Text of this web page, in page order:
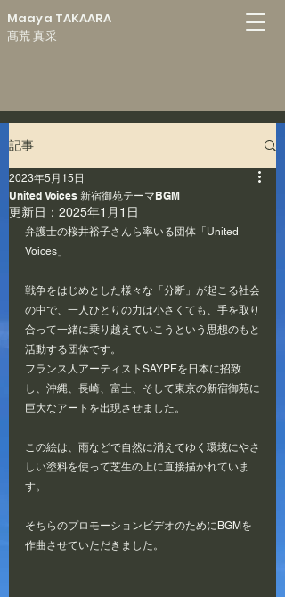
Maaya TAKAARA
髙荒 真采
記事
United Voices 新宿御苑テーマBGM
2023年5月15日
更新日： 2025年1月1日
弁護士の桜井裕子さんら率いる団体「United
Voices」
戦争をはじめとした様々な「分断」が起こる社会
の中で、一人ひとりの力は小さくても、手を取り
合って一緒に乗り越えていこうという思想のもと
活動する団体です。
フランス人アーティストSAYPEを日本に招致
し、沖縄、長崎、富士、そして東京の新宿御苑に
巨大なアートを出現させました。
この絵は、雨などで自然に消えてゆく環境にやさ
しい塗料を使って芝生の上に直接描かれていま
す。
そちらのプロモーションビデオのためにBGMを
作曲させていただきました。